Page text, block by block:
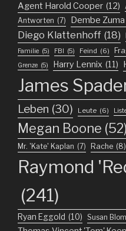
Agent Harold Cooper (12)
Antworten (7) Dembe Zuma
Diego Klattenhoff (18)
Familie (5) FBI (5) Feind (6)
Grenze (5) Harry Lennix (11)
James
Leben (30) Leute (6)
Megan Boone (52)
Mr. 'Kate' Kaplan (7) Rache (8)
Raymond
(241)
Ryan Eggold (10) Susan